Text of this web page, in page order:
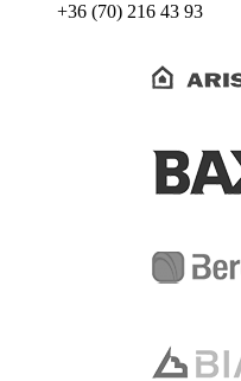
+36 (70) 216 43 93